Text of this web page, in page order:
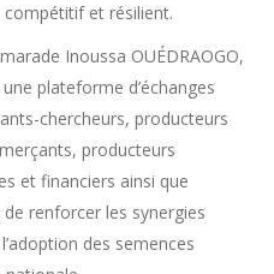
et résilient.
Inoussa OUÉDRAOGO,
plateforme d’échanges
chercheurs, producteurs
producteurs
et financiers ainsi que
renforcer les synergies
des semences